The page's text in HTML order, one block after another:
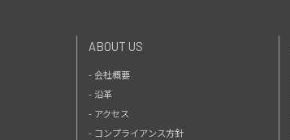
ABOUT US
- 会社概要
- 沿革
- アクセス
- コンプライアンス方針